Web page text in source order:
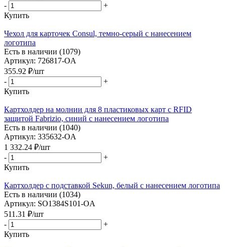
-
+
Купить
Чехол для карточек Consul, темно-серый с нанесением
логотипа
Есть в наличии (1079)
Артикул: 726817-OA
355.92 ₽/шт
-
+
Купить
Картхолдер на молнии для 8 пластиковых карт с RFID
защитой Fabrizio, синий с нанесением логотипа
Есть в наличии (1040)
Артикул: 335632-OA
1 332.24 ₽/шт
-
+
Купить
Картхолдер с подставкой Sekun, белый с нанесением логотипа
Есть в наличии (1034)
Артикул: SO1384S101-OA
511.31 ₽/шт
-
+
Купить